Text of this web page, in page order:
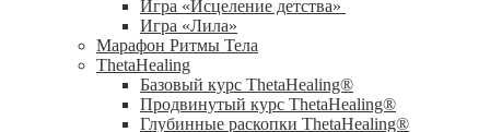
Игра «Исцеление детства»
Игра «Лила»
Марафон Ритмы Тела
ThetaHealing
Базовый курс ThetaHealing®
Продвинутый курс ThetaHealing®
Глубинные раскопки ThetaHealing®